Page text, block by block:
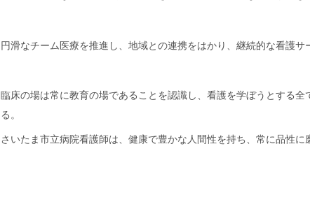
円滑なチーム医療を推進し、地域との連携をはかり、継続的な看護サ
臨床の場は常に教育の場であることを認識し、看護を学ぼうとする
る。
さいたま市立病院看護師は、健康で豊かな人間性を持ち、常に品性に